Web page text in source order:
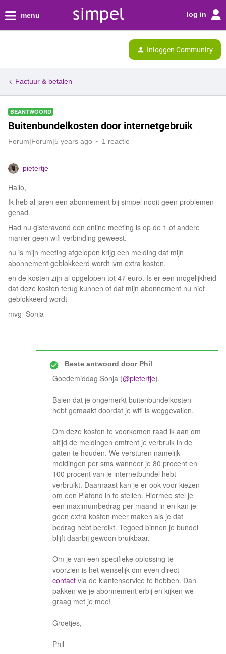
menu log in
Inloggen Community
Factuur & betalen
BEANTWOORD
Buitenbundelkosten door internetgebruik
Forum|Forum|5 years ago 1 reactie
pietertje
Hallo,
Ik heb al jaren een abonnement bij simpel nooit geen problemen
gehad.
Had nu gisteravond een online meeting is op de 1 of andere
manier geen wifi verbinding geweest.
nu is mijn meeting afgelopen krijg een melding dat mijn
abonnement geblokkeerd wordt ivm extra kosten.
en de kosten zijn al opgelopen tot 47 euro. Is er een mogelijkheid
dat deze kosten terug kunnen of dat mijn abonnement nu niet
geblokkeerd wordt
mvg Sonja
Beste antwoord doorPhil
Goedemiddag Sonja (@pietertje),
Balen dat je ongemerkt buitenbundelkosten
hebt gemaakt doordat je wifi is weggevallen.
Om deze kosten te voorkomen raad ik aan om
altijd de meldingen omtrent je verbruik in de
gaten te houden. We versturen namelijk
meldingen per sms wanneer je 80 procent en
100 procent van je internetbundel hebt
verbruikt. Daarnaast kan je er ook voor kiezen
om een Plafond in te stellen. Hiermee stel je
een maximumbedrag per maand in en kan je
geen extra kosten meer maken als je dat
bedrag hebt bereikt. Tegoed binnen je bundel
blijft daarbij gewoon bruikbaar.
Om je van een specifieke oplossing te
voorzien is het wenselijk om even direct
contact via de klantenservice te hebben. Dan
pakken we je abonnement erbij en kijken we
graag met je mee!
Groetjes,
Phil